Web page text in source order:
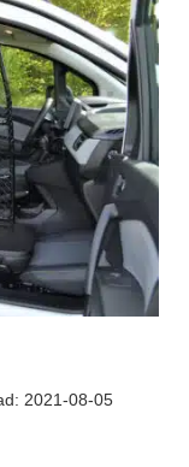
2021-08-05